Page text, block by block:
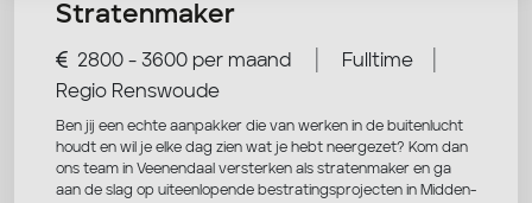
Stratenmaker
2800 - 3600 per maand Fulltime
Regio Renswoude
Ben jij een echte aanpakker die van werken in de buitenlucht
houdt en wil je elke dag zien wat je hebt neergezet? Kom dan
ons team in Veenendaal versterken als stratenmaker en ga
aan de slag op uiteenlopende bestratingsprojecten in Midden-